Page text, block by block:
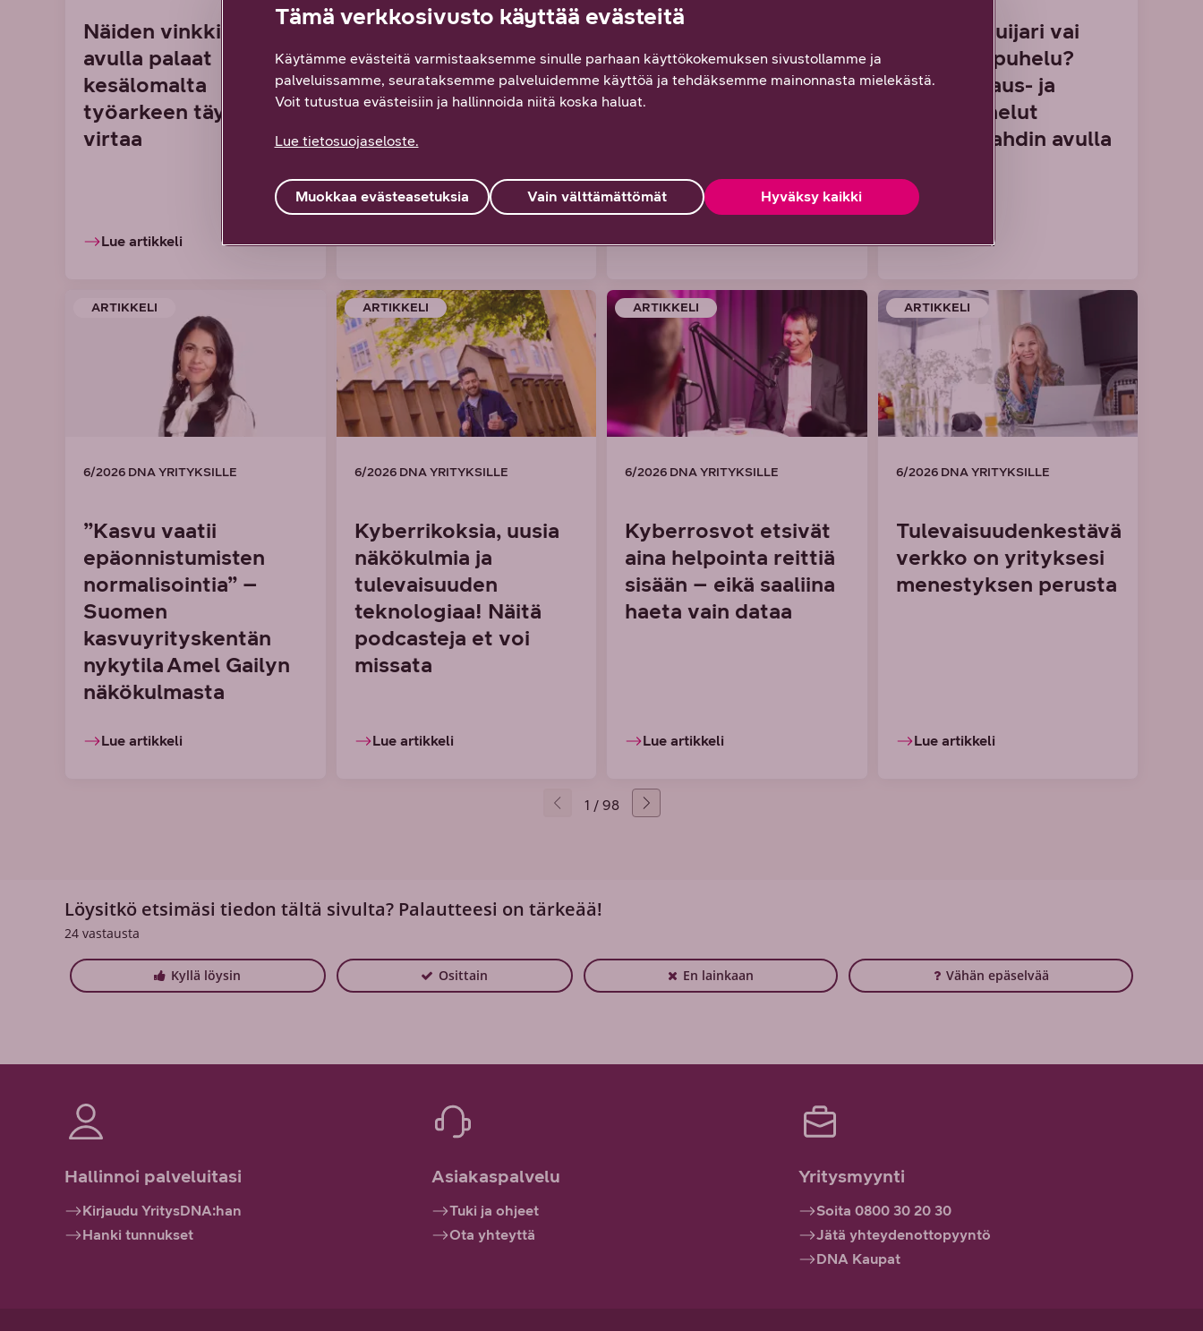
Näiden vinkkien
avulla palaat
kesälomalta
työarkeen täynnä
virtaa
Lue artikkeli
Suomesta seuraava
tekoälyn
edelläkävijä? AI
Finlandin johtajan
eväät globaaliin
Lue artikkeli
Sinustako
promptauksen
kuningas tai
kuningatar? Vinkit
käyttöön
Lue artikkeli
Haloo – huijari vai
harmiton puhelu?
Vältä huijaus- ja
massapuhelut
Numerovahdin avulla
Lue artikkeli
ARTIKKELI
6/2026 DNA YRITYKSILLE
”Kasvu vaatii
epäonnistumisten
normalisointia” –
Suomen
kasvuyrityskentän
nykytila Amel Gailyn
näkökulmasta
Lue artikkeli
ARTIKKELI
6/2026 DNA YRITYKSILLE
Kyberrikoksia, uusia
näkökulmia ja
tulevaisuuden
teknologiaa! Näitä
podcasteja et voi
missata
Lue artikkeli
ARTIKKELI
6/2026 DNA YRITYKSILLE
Kyberrosvot etsivät
aina helpointa reittiä
sisään – eikä saaliina
haeta vain dataa
Lue artikkeli
ARTIKKELI
6/2026 DNA YRITYKSILLE
Tulevaisuudenkestävä
verkko on yrityksesi
menestyksen perusta
Lue artikkeli
1 / 98
Löysitkö etsimäsi tiedon tältä sivulta? Palautteesi on tärkeää!
24 vastausta
Kyllä löysin Osittain En lainkaan Vähän epäselvää
Hallinnoi palveluitasi
Kirjaudu YritysDNA:han
Hanki tunnukset
Asiakaspalvelu
Tuki ja ohjeet
Ota yhteyttä
Yritysmyynti
Soita 0800 30 20 30
Jätä yhteydenottopyyntö
DNA Kaupat
Tämä verkkosivusto käyttää evästeitä
Käytämme evästeitä varmistaaksemme sinulle parhaan käyttökokemuksen sivustollamme ja
palveluissamme, seurataksemme palveluidemme käyttöä ja tehdäksemme mainonnasta mielekästä.
Voit tutustua evästeisiin ja hallinnoida niitä koska haluat.
Lue tietosuojaseloste.
Vain välttämättömät Hyväksy kaikki
Muokkaa evästeasetuksia